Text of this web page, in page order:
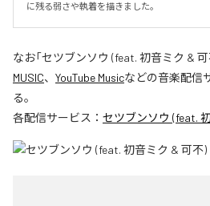
に残る弱さや執着を描きました。
なお「セツブンソウ (feat. 初音ミク &
MUSIC、 YouTube Musicなどの音楽配信
る。
各配信サービス： セツブンソウ (feat.